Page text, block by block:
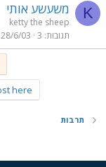
K משעשע אותי
ketty the sheep
תגובות 3
28/6/03
here.
תרבות